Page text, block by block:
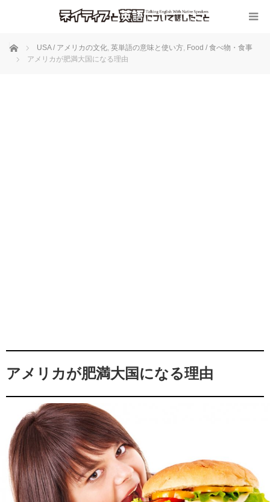
ホーム USA / アメリカの文化, 英単語の意味と使い方, Food / 食べ物・食事
アメリカが肥満大国になる理由
アメリカが肥満大国になる理由